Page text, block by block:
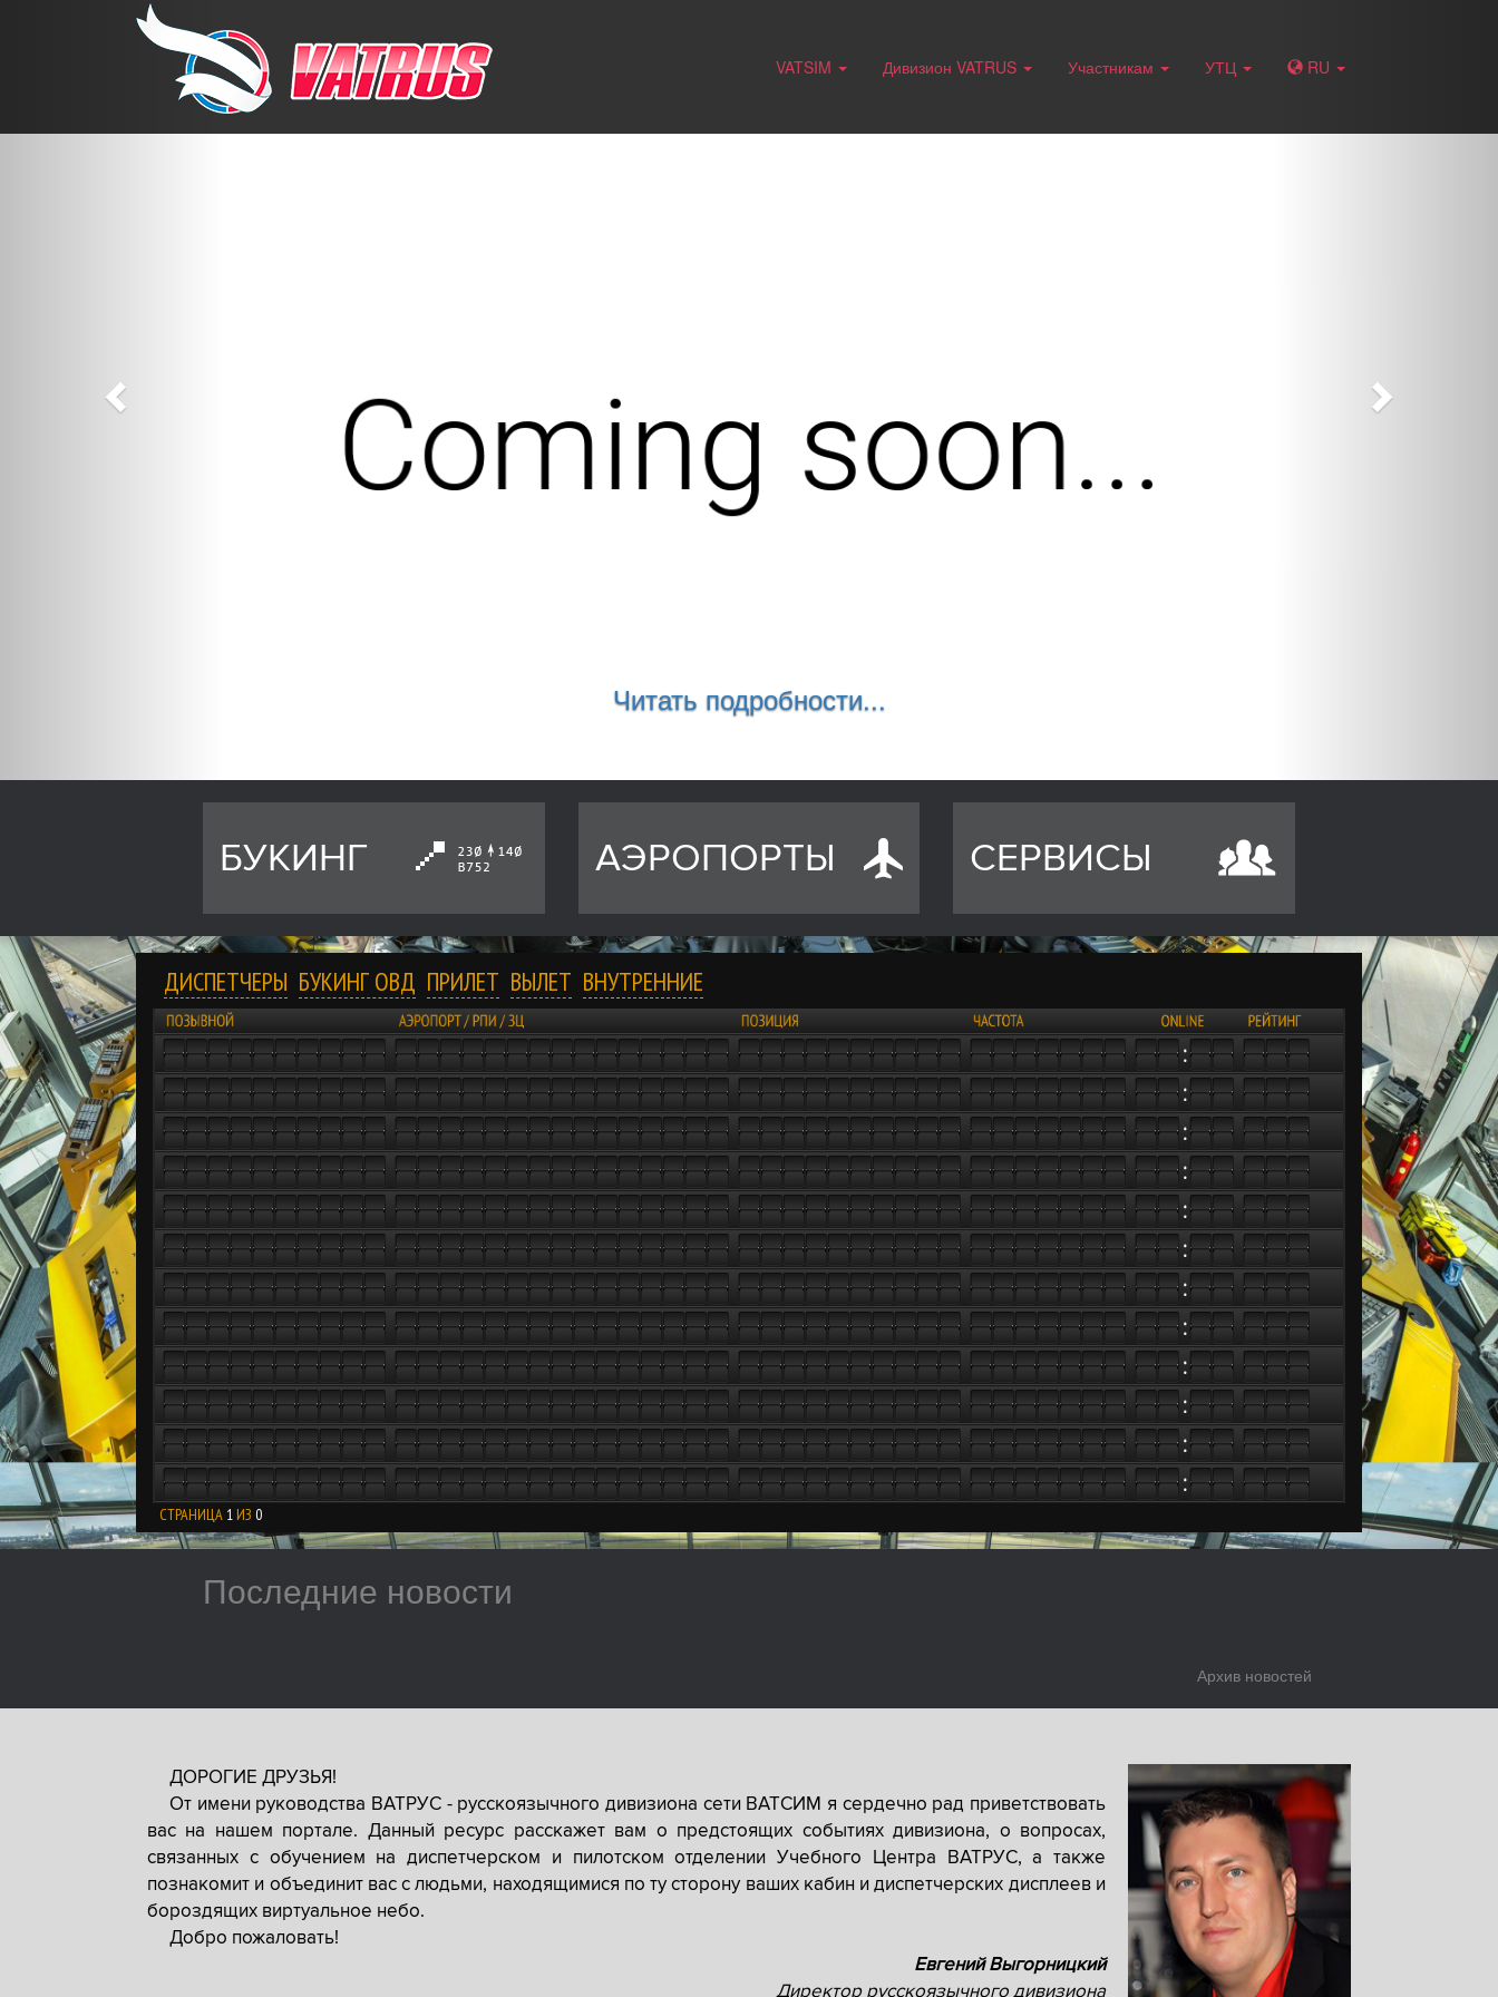
VATSIM Дивизион VATRUS Участникам УТЦ RU
Читать подробности...
Previous
БУКИНГ АЭРОПОРТЫ СЕРВИСЫ
ДИСПЕТЧЕРЫ БУКИНГ ОВД ПРИЛЕТ ВЫЛЕТ ВНУТРЕННИЕ
СТРАНИЦА 1 ИЗ 0
Последние новости
Архив новостей
ДОРОГИЕ ДРУЗЬЯ!
От имени руководства ВАТРУС - русскоязычного дивизиона сети ВАТСИМ я сердечно рад приветствовать
вас на нашем портале. Данный ресурс расскажет вам о предстоящих событиях дивизиона, о вопросах,
связанных с обучением на диспетчерском и пилотском отделении Учебного Центра ВАТРУС, а также
познакомит и объединит вас с людьми, находящимися по ту сторону ваших кабин и диспетчерских дисплеев и
бороздящих виртуальное небо.
Добро пожаловать!
Евгений Выгорницкий
Директор русскоязычного дивизиона